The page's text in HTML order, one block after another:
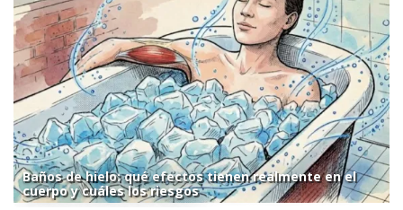
Baños de hielo: qué efectos tienen realmente en el
cuerpo y cuáles los riesgos